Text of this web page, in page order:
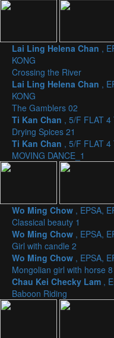
Lai Ling Helena Chan ,
KONG
Crossing the River
Lai Ling Helena Chan ,
KONG
The Gamblers 02
Ti Kan Chan , 5/F FLAT 4
Drying Spices 21
Ti Kan Chan , 5/F FLAT 4
MOVING DANCE_1
Wo Ming Chow , EPSA,
Classical beauty 1
Wo Ming Chow , EPSA,
Girl with candle 2
Wo Ming Chow , EPSA,
Mongolian girl with horse 8
Chau Kei Checky Lam ,
Baboon Riding